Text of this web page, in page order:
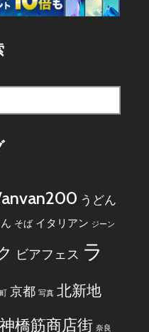
うどん
そば イタリアン ジーン
ビアフェス ラ
京都 写真 北新地
橋筋商店街 奈良